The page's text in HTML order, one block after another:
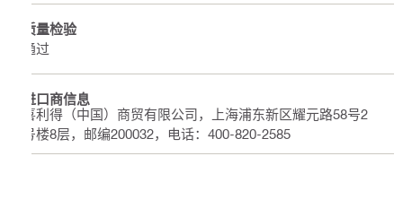
质量检验
通过
进口商信息
喜利得（中国）商贸有限公司，上海浦东新区耀元路58号2
号楼8层，邮编200032，电话：400-820-2585